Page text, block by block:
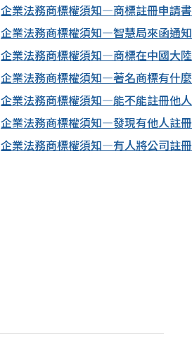
企業法務商標權須知—商標註冊申請
企業法務商標權須知—智慧局來函通
企業法務商標權須知—商標在中國大
企業法務商標權須知—著名商標有什
企業法務商標權須知—能不能註冊他
企業法務商標權須知—發現有他人註
企業法務商標權須知—有人將公司註